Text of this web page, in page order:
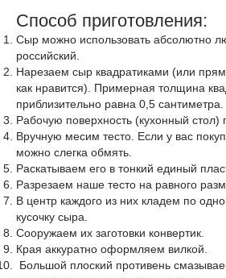
Способ приготовления:
Сыр можно использовать абсолютно
российский.
Нарезаем сыр квадратиками (или
как нравится). Примерная толщина
приблизительно равна 0,5 сантиметра.
Рабочую поверхность (кухонный стол)
Вручную месим тесто. Если у вас
можно слегка обмять.
Раскатываем его в тонкий единый
Разрезаем наше тесто на равного
В центр каждого из них кладем по
кусочку сыра.
Сооружаем их заготовки конвертик.
Края аккуратно оформляем вилкой.
Большой плоский противень